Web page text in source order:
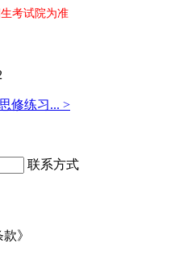
考试院为准
修练习... >
联系方式
》